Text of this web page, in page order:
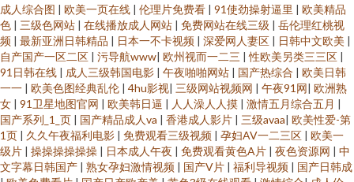
产高清 国产熟女一区 91网站推荐在线看 五月天影院 久久一久久 92资源超碰
在线 一本一道久久视频 丝袜美腿五月天 久久精品16 97操B 91福利社 日韩欧
美A视频 国产青青香蕉在线91 91视频网站男女 五月天五码 九一成人 91nAV
网站 国产稀缺精品盗摄盗拍 91丝足 在线视频第一页 日韩精品色综合 国产精
成人综合图 | 欧美一页在线 | 伦理片免费看 | 91使劲操射逼里 | 欧美精品
色 | 三级色网站 | 在线播放成人网站 | 免费网站在线三级 | 岳伦理红桃视
频 | 最新亚洲日韩精品 | 日本一不卡视频 | 深爱网人妻区 | 日韩中文欧美 |
自产国产一区二区 | 污导航www| 欧州视而一二三 |性欧美另类三三区 |
91日韩在线 | 成人三级韩国电影 | 午夜啪啪网站 | 国产热综合 | 欧美日韩
一一 | 欧美色图经典乱伦 | 4hu影视| 三级网站视频网 | 午夜91网| 欧洲熟
女 | 91卫星地图官网 | 欧美韩日逼 | 人人澡人人摸 | 激情五月综合五月 |
国产系列_1_页 | 国产精品成人va | 香港成人影片 | 三级avaa| 欧美性爱-第
1页 | 久久午夜福利电影 | 免费观看三级视频 | 孕妇AV一二三区 | 欧美一
级片 | 操操操操操操 | 日本成人午夜 | 免费观看黄色A片 | 夜色资源网 | 中
文字幕日韩国产 | 熟女孕妇激情视频 | 国产V片 | 福利导视频 | 国产日韩成